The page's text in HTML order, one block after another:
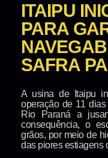
ITAIPU
PARA
SAFRA
A usina de Itaipu
operação de 11
Rio Paraná a
consequência, o
grãos, por meio de
das piores estiagens